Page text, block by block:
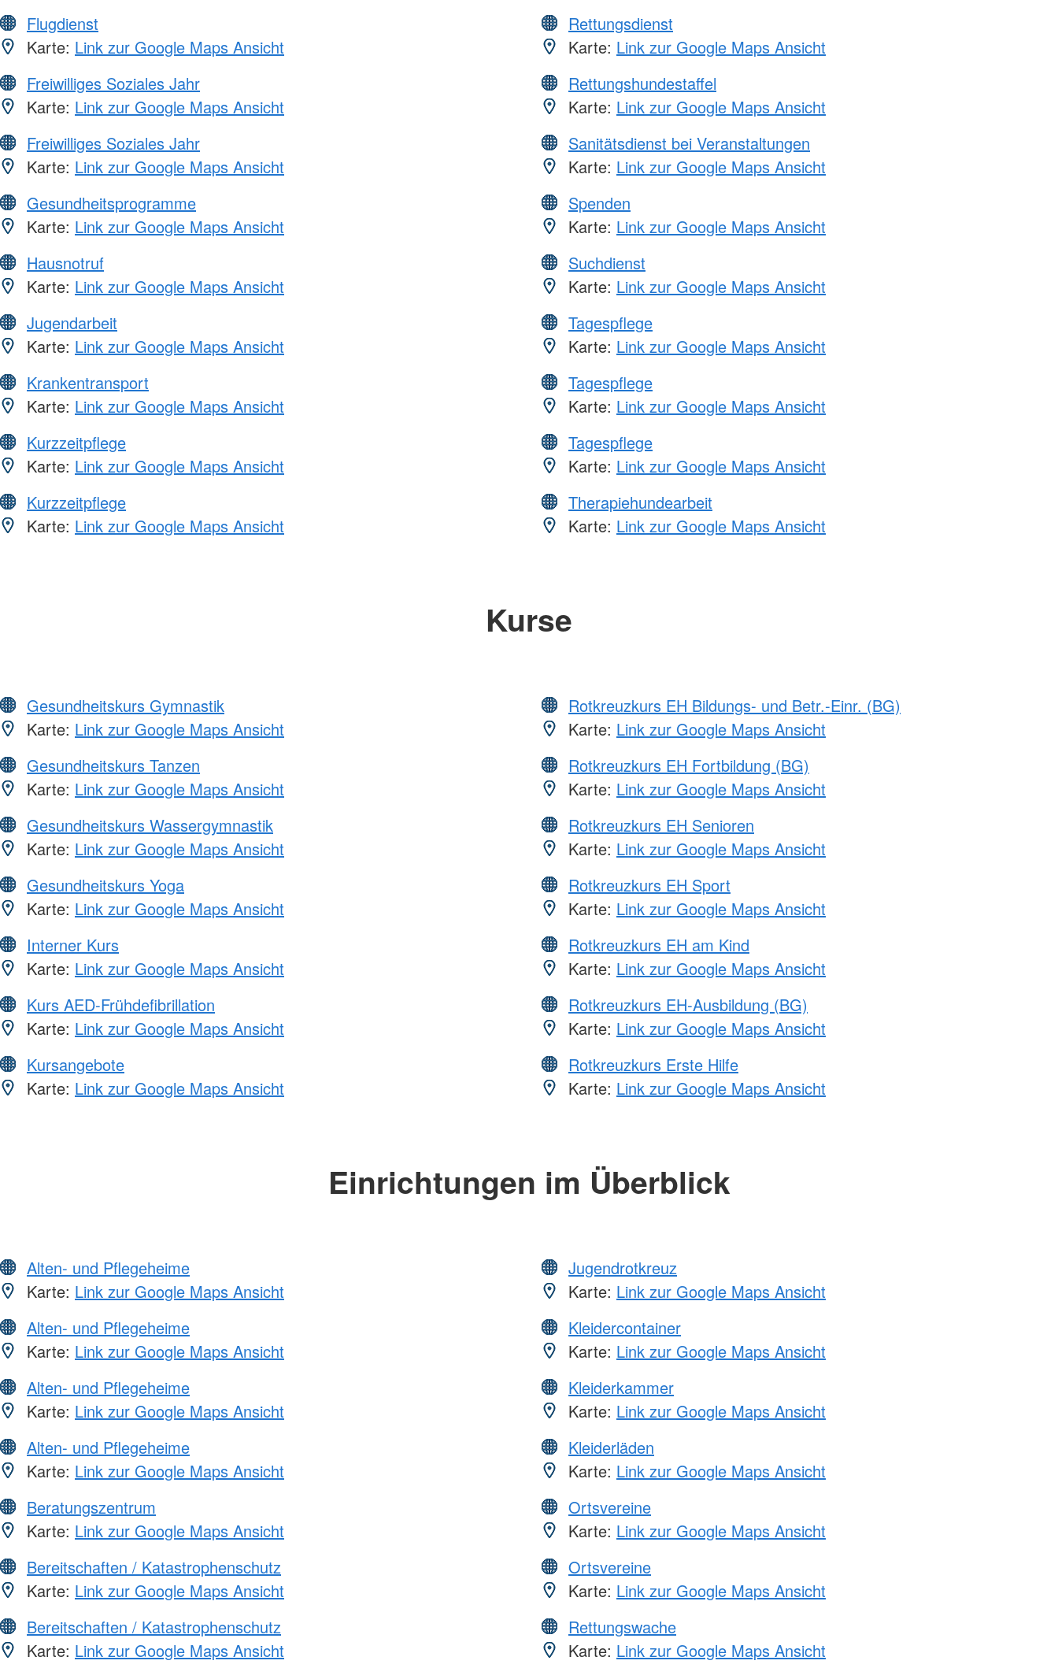
Flugdienst
Karte: Link zur Google Maps Ansicht
Freiwilliges Soziales Jahr
Karte: Link zur Google Maps Ansicht
Freiwilliges Soziales Jahr
Karte: Link zur Google Maps Ansicht
Gesundheitsprogramme
Karte: Link zur Google Maps Ansicht
Hausnotruf
Karte: Link zur Google Maps Ansicht
Jugendarbeit
Karte: Link zur Google Maps Ansicht
Krankentransport
Karte: Link zur Google Maps Ansicht
Kurzzeitpflege
Karte: Link zur Google Maps Ansicht
Kurzzeitpflege
Karte: Link zur Google Maps Ansicht
Rettungsdienst
Karte: Link zur Google Maps Ansicht
Rettungshundestaffel
Karte: Link zur Google Maps Ansicht
Sanitätsdienst bei Veranstaltungen
Karte: Link zur Google Maps Ansicht
Spenden
Karte: Link zur Google Maps Ansicht
Suchdienst
Karte: Link zur Google Maps Ansicht
Tagespflege
Karte: Link zur Google Maps Ansicht
Tagespflege
Karte: Link zur Google Maps Ansicht
Tagespflege
Karte: Link zur Google Maps Ansicht
Therapiehundearbeit
Karte: Link zur Google Maps Ansicht
Kurse
Gesundheitskurs Gymnastik
Karte: Link zur Google Maps Ansicht
Gesundheitskurs Tanzen
Karte: Link zur Google Maps Ansicht
Gesundheitskurs Wassergymnastik
Karte: Link zur Google Maps Ansicht
Gesundheitskurs Yoga
Karte: Link zur Google Maps Ansicht
Interner Kurs
Karte: Link zur Google Maps Ansicht
Kurs AED-Frühdefibrillation
Karte: Link zur Google Maps Ansicht
Kursangebote
Karte: Link zur Google Maps Ansicht
Rotkreuzkurs EH Bildungs- und Betr.-Einr. (BG)
Karte: Link zur Google Maps Ansicht
Rotkreuzkurs EH Fortbildung (BG)
Karte: Link zur Google Maps Ansicht
Rotkreuzkurs EH Senioren
Karte: Link zur Google Maps Ansicht
Rotkreuzkurs EH Sport
Karte: Link zur Google Maps Ansicht
Rotkreuzkurs EH am Kind
Karte: Link zur Google Maps Ansicht
Rotkreuzkurs EH-Ausbildung (BG)
Karte: Link zur Google Maps Ansicht
Rotkreuzkurs Erste Hilfe
Karte: Link zur Google Maps Ansicht
Einrichtungen im Überblick
Alten- und Pflegeheime
Karte: Link zur Google Maps Ansicht
Alten- und Pflegeheime
Karte: Link zur Google Maps Ansicht
Alten- und Pflegeheime
Karte: Link zur Google Maps Ansicht
Alten- und Pflegeheime
Karte: Link zur Google Maps Ansicht
Beratungszentrum
Karte: Link zur Google Maps Ansicht
Bereitschaften / Katastrophenschutz
Karte: Link zur Google Maps Ansicht
Bereitschaften / Katastrophenschutz
Karte: Link zur Google Maps Ansicht
Jugendrotkreuz
Karte: Link zur Google Maps Ansicht
Kleidercontainer
Karte: Link zur Google Maps Ansicht
Kleiderkammer
Karte: Link zur Google Maps Ansicht
Kleiderläden
Karte: Link zur Google Maps Ansicht
Ortsvereine
Karte: Link zur Google Maps Ansicht
Ortsvereine
Karte: Link zur Google Maps Ansicht
Rettungswache
Karte: Link zur Google Maps Ansicht